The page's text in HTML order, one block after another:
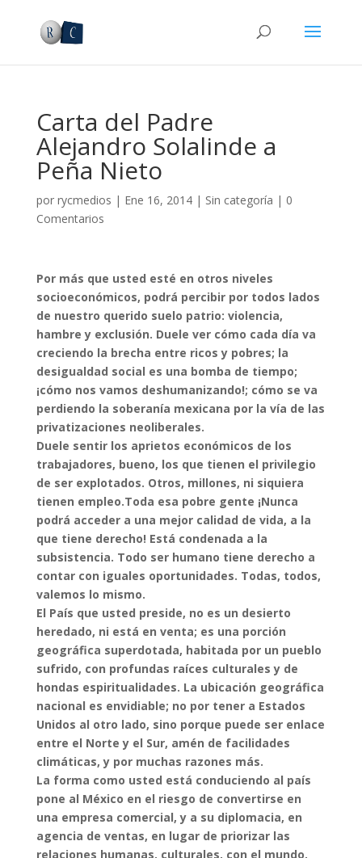
Carta del Padre
Alejandro Solalinde a
Peña Nieto
por rycmedios | Ene 16, 2014| Sin categoría | 0
Comentarios
Por más que usted esté en otros niveles
socioeconómicos, podrá percibir por todos lados
de nuestro querido suelo patrio: violencia,
hambre y exclusión. Duele ver cómo cada día va
creciendo la brecha entre ricos y pobres; la
desigualdad social es una bomba de tiempo;
¡cómo nos vamos deshumanizando!; cómo se va
perdiendo la soberanía mexicana por la vía de las
privatizaciones neoliberales.
Duele sentir los aprietos económicos de los
trabajadores, bueno, los que tienen el privilegio
de ser explotados. Otros, millones, ni siquiera
tienen empleo.Toda esa pobre gente ¡Nunca
podrá acceder a una mejor calidad de vida, a la
que tiene derecho! Está condenada a la
subsistencia. Todo ser humano tiene derecho a
contar con iguales oportunidades. Todas, todos,
valemos lo mismo.
El País que usted preside, no es un desierto
heredado, ni está en venta; es una porción
geográfica superdotada, habitada por un pueblo
sufrido, con profundas raíces culturales y de
hondas espiritualidades. La ubicación geográfica
nacional es envidiable; no por tener a Estados
Unidos al otro lado, sino porque puede ser enlace
entre el Norte y el Sur, amén de facilidades
climáticas, y por muchas razones más.
La forma como usted está conduciendo al país
pone al México en el riesgo de convertirse en
una empresa comercial, y a su diplomacia, en
agencia de ventas, en lugar de priorizar las
relaciones humanas, culturales, con el mundo,